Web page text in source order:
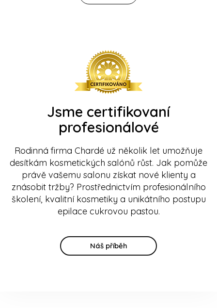
Jsme certifikovaní
profesionálové
Rodinná firma Chardé už několik let umožňuje
desítkám kosmetických salónů růst. Jak pomůže
právě vašemu salonu získat nové klienty a
znásobit tržby? Prostřednictvím profesionálního
školení, kvalitní kosmetiky a unikátního postupu
epilace cukrovou pastou.
Náš příběh